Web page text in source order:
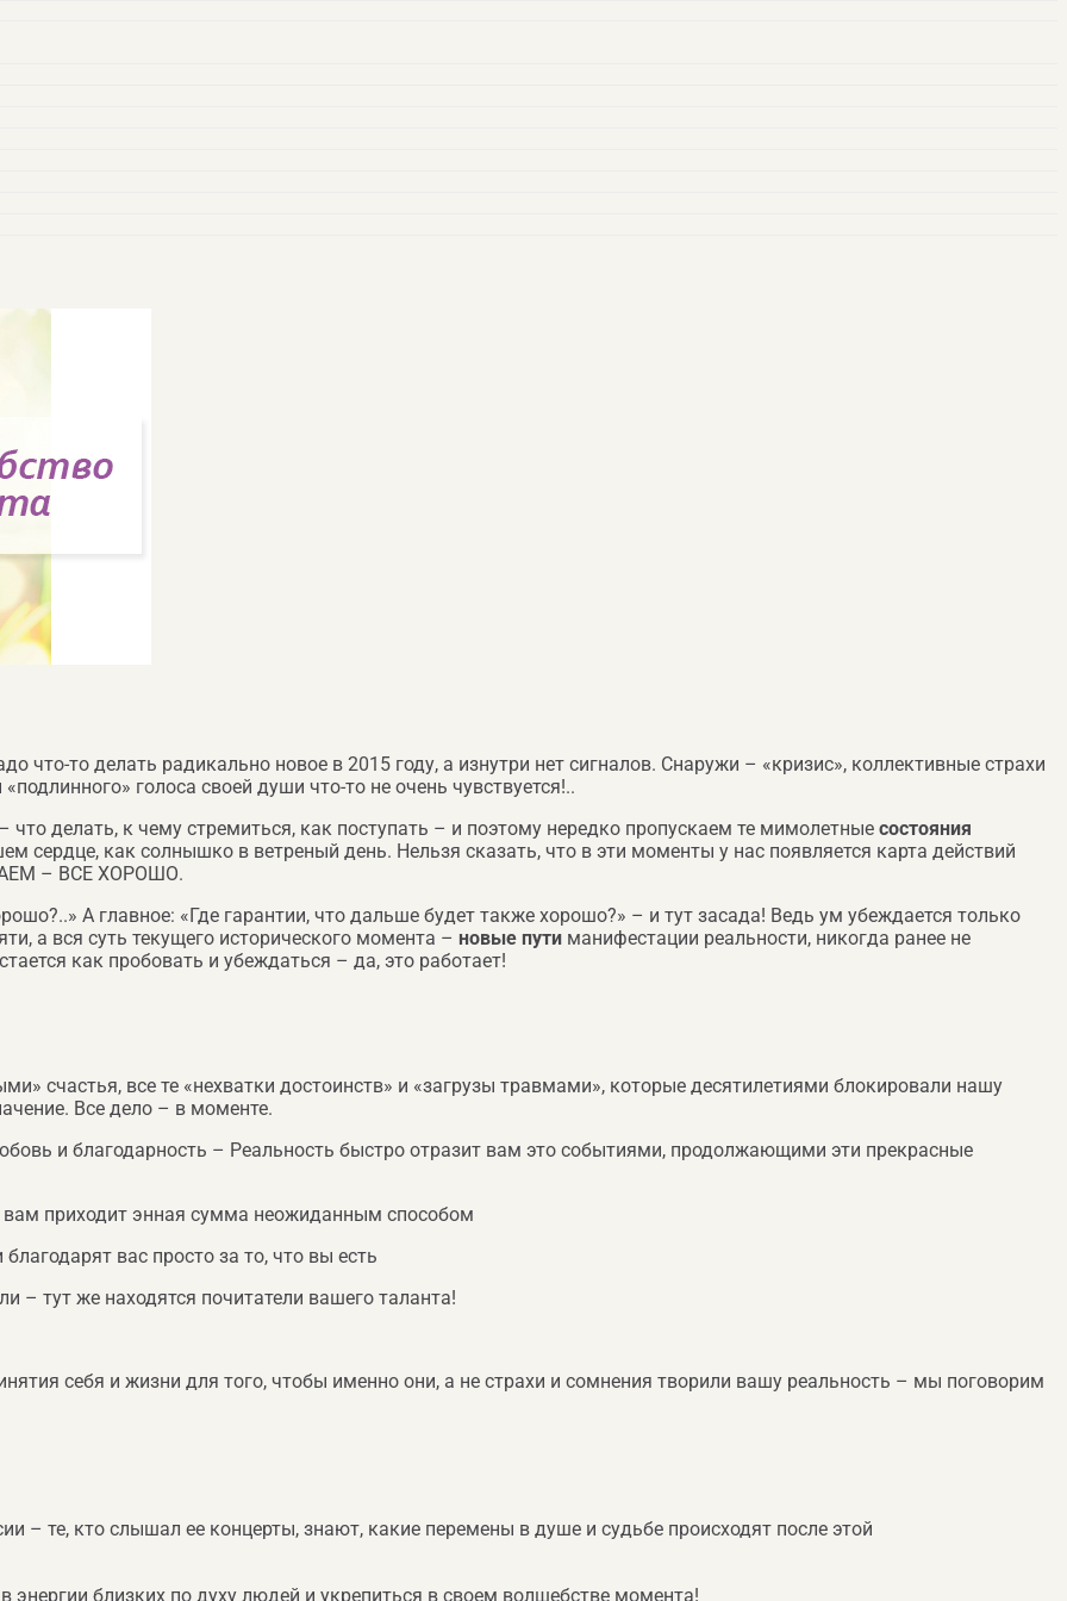
что-то делать радикально новое в 2015 году, а изнутри нет сигналов. Снаружи – «кризис», коллективные страхи
голоса своей души что-то не очень чувствуется!..
что делать, к чему стремиться, как поступать – и поэтому нередко пропускаем те мимолетные состояния
сердце, как солнышко в ветреный день. Нельзя сказать, что в эти моменты у нас появляется карта действий
– ВСЕ ХОРОШО.
А главное: «Где гарантии, что дальше будет также хорошо?» – и тут засада! Ведь ум убеждается только
а вся суть текущего исторического момента – новые пути манифестации реальности, никогда ранее не
как пробовать и убеждаться – да, это работает!
счастья, все те «нехватки достоинств» и «загрузы травмами», которые десятилетиями блокировали нашу
Все дело – в моменте.
и благодарность – Реальность быстро отразит вам это событиями, продолжающими эти прекрасные
вам приходит энная сумма неожиданным способом
вас просто за то, что вы есть
– тут же находятся почитатели вашего таланта!
себя и жизни для того, чтобы именно они, а не страхи и сомнения творили вашу реальность – мы поговорим
– те, кто слышал ее концерты, знают, какие перемены в душе и судьбе происходят после этой
энергии близких по духу людей и укрепиться в своем волшебстве момента!